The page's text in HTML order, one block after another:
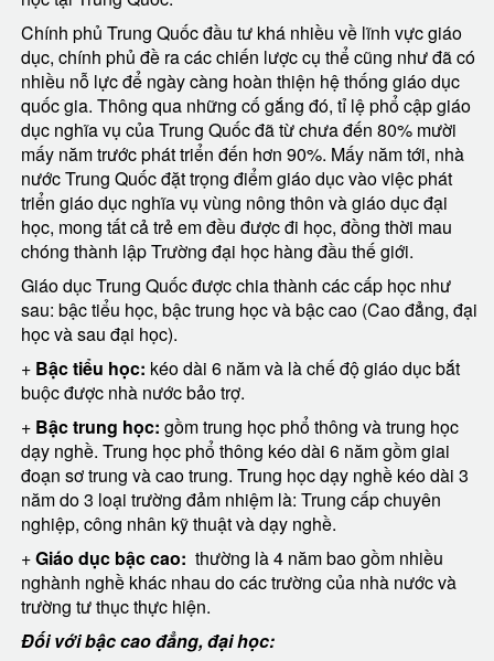
Chính phủ Trung Quốc đầu tư khá nhiều về lĩnh vực giáo
dục, chính phủ đề ra các chiến lược cụ thể cũng như đã có
nhiều nỗ lực để ngày càng hoàn thiện hệ thống giáo dục
quốc gia. Thông qua những cố gắng đó, tỉ lệ phổ cập giáo
dục nghĩa vụ của Trung Quốc đã từ chưa đến 80% mười
mấy năm trước phát triển đến hơn 90%. Mấy năm tới, nhà
nước Trung Quốc đặt trọng điểm giáo dục vào việc phát
triển giáo dục nghĩa vụ vùng nông thôn và giáo dục đại
học, mong tất cả trẻ em đều được đi học, đồng thời mau
chóng thành lập Trường đại học hàng đầu thế giới.
Giáo dục Trung Quốc được chia thành các cấp học như
sau: bậc tiểu học, bậc trung học và bậc cao (Cao đẳng, đại
học và sau đại học).
+ Bậc tiểu học: kéo dài 6 năm và là chế độ giáo dục bắt
buộc được nhà nước bảo trợ.
+ Bậc trung học: gồm trung học phổ thông và trung học
dạy nghề. Trung học phổ thông kéo dài 6 năm gồm giai
đoạn sơ trung và cao trung. Trung học dạy nghề kéo dài 3
năm do 3 loại trường đảm nhiệm là: Trung cấp chuyên
nghiệp, công nhân kỹ thuật và dạy nghề.
+Giáo dục bậc cao: thường là 4 năm bao gồm nhiều
nghành nghề khác nhau do các trường của nhà nước và
trường tư thục thực hiện.
Đối với bậc cao đẳng, đại học: